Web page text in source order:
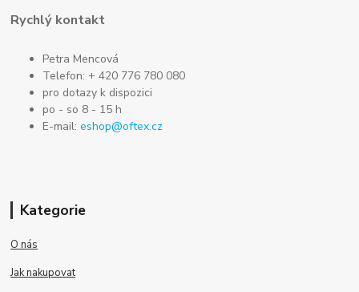
Rychlý kontakt
Petra Mencová
Telefon: + 420 776 780 080
pro dotazy k dispozici
po - so 8 - 15 h
E-mail:eshop@oftex.cz
Kategorie
O nás
Jak nakupovat